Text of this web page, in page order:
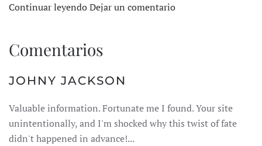
Continuar leyendoDejar un comentario
Comentarios
JOHNY JACKSON
Valuable information. Fortunate me I found. Your site
unintentionally, and I'm shocked why this twist of fate
didn't happened in advance!...